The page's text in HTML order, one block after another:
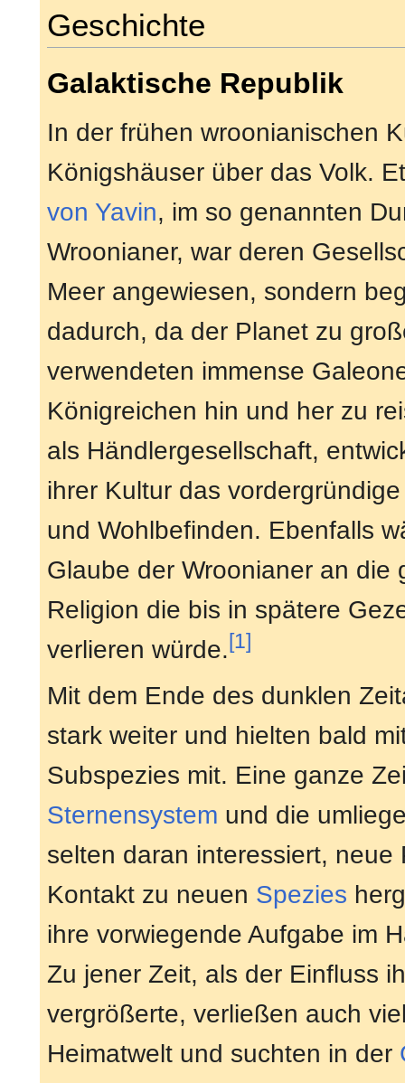
Geschichte
Galaktische Republik
In der frühen wroonianischen
Königshäuser über das Volk.
von Yavin, im so genannten
Wroonianer, war deren
Meer angewiesen, sondern
dadurch, da der Planet zu
verwendeten immense
Königreichen hin und her zu
als Händlergesellschaft,
ihrer Kultur das
und Wohlbefinden. Ebenfalls
Glaube der Wroonianer an die
Religion die bis in spätere
verlieren würde.[1]
Mit dem Ende des dunklen
stark weiter und hielten bald
Subspezies mit. Eine ganze
Sternensystem und die
selten daran interessiert,
Kontakt zu neuen Spezies
ihre vorwiegende Aufgabe im
Zu jener Zeit, als der Einfluss
vergrößerte, verließen auch
Heimatwelt und suchten in der